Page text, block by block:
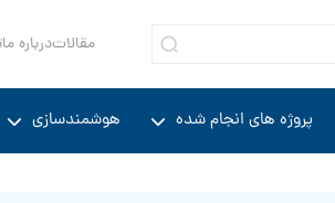
مقالاتدرباره ما
پروژه های انجام شده هوشمندسازی